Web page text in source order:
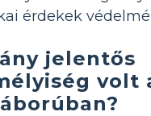
érdekek
jelentős
volt